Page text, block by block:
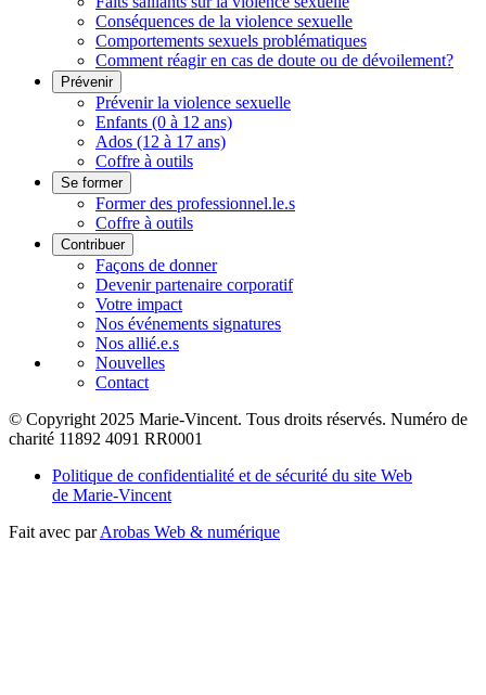
Conséquences de la violence sexuelle
Comportements sexuels problématiques
Comment réagir en cas de doute ou de dévoilement?
Prévenir
Prévenir la violence sexuelle
Enfants (0 à 12 ans)
Ados (12 à 17 ans)
Coffre à outils
Se former
Former des professionnel.le.s
Coffre à outils
Contribuer
Façons de donner
Devenir partenaire corporatif
Votre impact
Nos événements signatures
Nos allié.e.s
Nouvelles
Contact
© Copyright 2025 Marie-Vincent. Tous droits réservés. Numéro de
charité 11892 4091 RR0001
Politique de confidentialité et de sécurité du site Web
de Marie-Vincent
Fait avec parArobas Web & numérique